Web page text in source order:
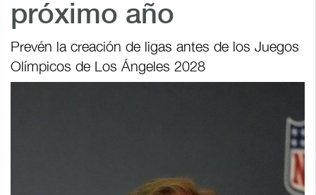
próximo año
Prevén la creación de ligas antes de los Juegos
Olímpicos de Los Ángeles 2028